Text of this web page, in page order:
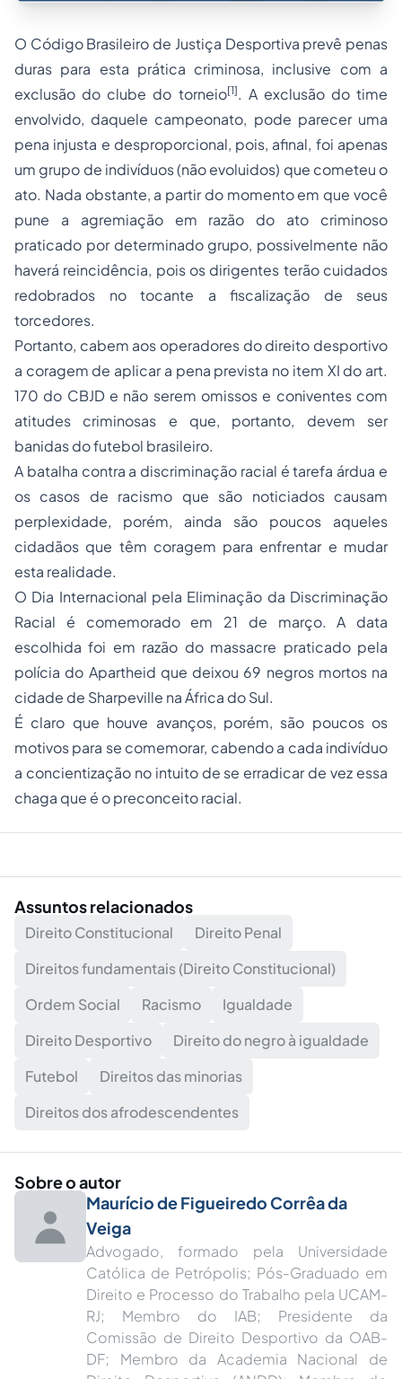
O Código Brasileiro de Justiça Desportiva prevê penas
duras para esta prática criminosa, inclusive com a
exclusão do clube do torneio[1]. A exclusão do time
envolvido, daquele campeonato, pode parecer uma
pena injusta e desproporcional, pois, afinal, foi apenas
um grupo de indivíduos (não evoluidos) que cometeu o
ato. Nada obstante, a partir do momento em que você
pune a agremiação em razão do ato criminoso
praticado por determinado grupo, possivelmente não
haverá reincidência, pois os dirigentes terão cuidados
redobrados no tocante a fiscalização de seus
torcedores.
Portanto, cabem aos operadores dodireito desportivo
a coragem de aplicar a pena prevista no item XI do art.
170 do CBJD e não serem omissos e coniventes com
atitudes criminosas e que, portanto, devem ser
banidas do futebol brasileiro.
A batalha contra a discriminação racial é tarefa árdua e
os casos de racismo que são noticiados causam
perplexidade, porém, ainda são poucos aqueles
cidadãos que têm coragem para enfrentar e mudar
esta realidade.
O Dia Internacional pela Eliminação da Discriminação
Racial é comemorado em 21 de março. A data
escolhida foi em razão do massacre praticado pela
polícia do Apartheid que deixou 69 negros mortos na
cidade de Sharpeville na África do Sul.
É claro que houve avanços, porém, são poucos os
motivos para se comemorar, cabendo a cada indivíduo
a concientização no intuito de se erradicar de vez essa
chaga que é o preconceito racial.
Assuntos relacionados
Direito Constitucional
Direito Penal
Direitos fundamentais (Direito Constitucional)
Ordem Social
Racismo
Igualdade
Direito Desportivo
Direito do negro à igualdade
Futebol
Direitos das minorias
Direitos dos afrodescendentes
Sobre o autor
Maurício de Figueiredo Corrêa da
Veiga
Advogado, formado pela Universidade
Católica de Petrópolis; Pós-Graduado em
Direito e Processo do Trabalho pela UCAM-
RJ; Membro do IAB; Presidente da
Comissão de Direito Desportivo da OAB-
DF; Membro da Academia Nacional de